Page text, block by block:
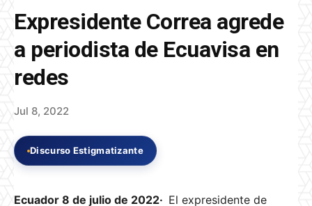
Expresidente Correa agrede
a periodista de Ecuavisa en
redes
Jul 8, 2022
Discurso Estigmatizante
Ecuador 8 de julio de 2022· El expresidente de